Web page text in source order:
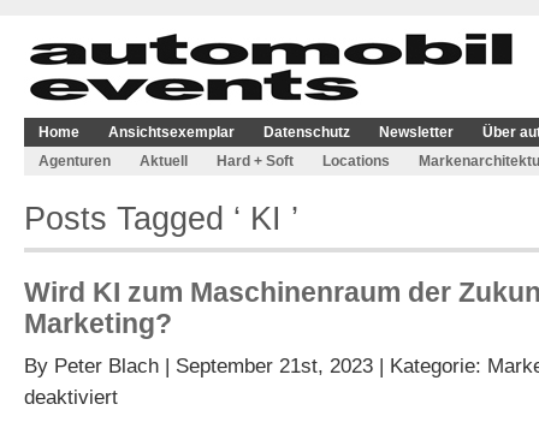
Home Ansichtsexemplar Datenschutz Newsletter
Über
Agenturen
Aktuell Hard + Soft Locations
Posts Tagged ‘ KI ’
Wird KI zum Maschinenraum der
Marketing?
By Peter Blach | September 21st, 2023 | Kategorie:
deaktiviertfür